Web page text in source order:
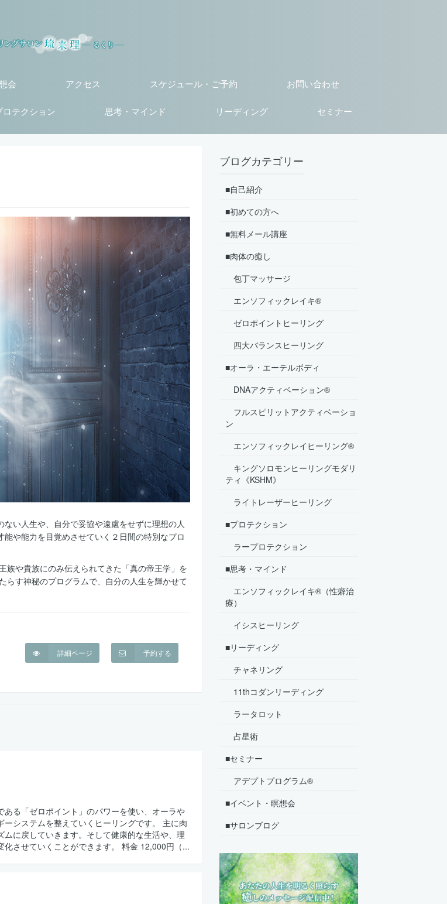
会 アクセス スケジュール・ご予約 お問い合わせ
ロテクション 思考・マインド リーディング セミナー
い人生や、自分で妥協や遠慮をせずに理想の人
や能力を目覚めさせていく２日間の特別なプロ
族や貴族にのみ伝えられてきた「真の帝王学」を
らす神秘のプログラムで、自分の人生を輝かせて
予約する
詳細ページ
る「ゼロポイント」のパワーを使い、オーラや
システムを整えていくヒーリングです。 主に肉
に戻していきます。そして健康的な生活や、理
させていくことができます。 料金 12,000円（...
ブログカテゴリー
■自己紹介
■初めての方へ
■無料メール講座
■肉体の癒し
包丁マッサージ
エンソフィックレイキ®
ゼロポイントヒーリング
四大バランスヒーリング
■オーラ・エーテルボディ
DNAアクティベーション®
フルスピリットアクティベーショ
ン
エンソフィックレイヒーリング®
キングソロモンヒーリングモダリ
ティ《KSHM》
ライトレーザーヒーリング
■プロテクション
ラープロテクション
■思考・マインド
エンソフィックレイキ®（性癖治
療）
イシスヒーリング
■リーディング
チャネリング
11thコダンリーディング
ラータロット
占星術
■セミナー
アデプトプログラム®
■イベント・瞑想会
■サロンブログ